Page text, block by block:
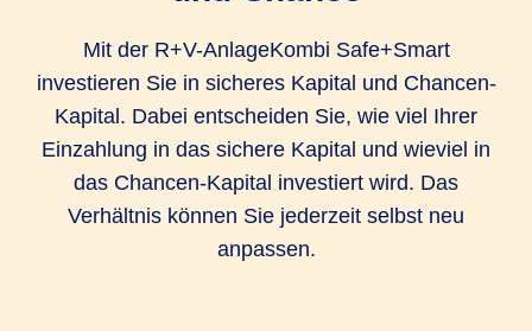
können Sie jederzeit kostenfrei ändern und so
auf Veränderungen in Ihrem Leben reagieren.
Sie können außerdem ganz einfach und
unbürokratisch Geld entnehmen. Wenn Sie
spontan eine Teilauszahlung wünschen, ist das
mit einer Frist von einem Monat zum nächsten
Mit der R+V-AnlageKombi Safe+Smart
investieren Sie in sicheres Kapital und Chancen-
Kapital. Dabei entscheiden Sie, wie viel Ihrer
Einzahlung in das sichere Kapital und wieviel in
das Chancen-Kapital investiert wird. Das
Verhältnis können Sie jederzeit selbst neu
anpassen.